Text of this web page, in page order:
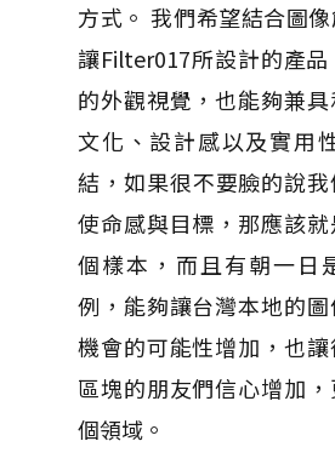
方式。 我們希望結合圖像
讓Filter017所設計的產
的外觀視覺，也能夠兼具
文化、設計感以及實用
結，如果很不要臉的說
使命感與目標，那應該
個樣本，而且有朝一日
例，能夠讓台灣本地的
機會的可能性增加，也
區塊的朋友們信心增加
個領域。